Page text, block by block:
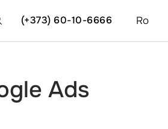
Ro
(+373) 60-10-6666
Ads